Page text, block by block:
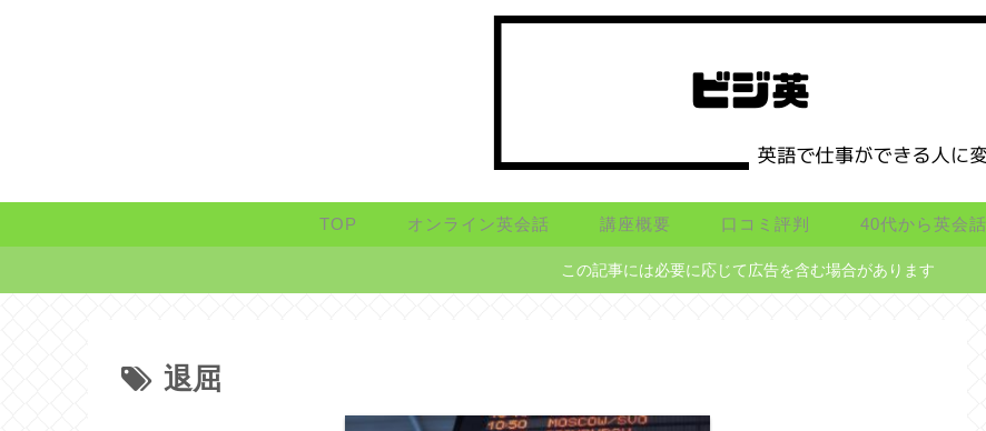
TOP オンライン英会話 講座概要 口コミ評判 40代から英会話
この記事には必要に応じて広告を含む場合があります
退屈